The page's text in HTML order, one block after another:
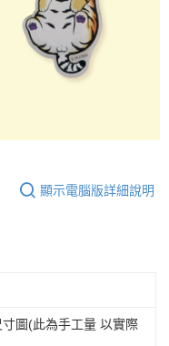
顯示電腦版詳細說明
圖(此為手工量 以實際